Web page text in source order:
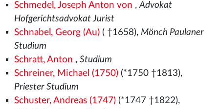
Schmedel, Joseph Anton von ,Advokat
Hofgerichtsadvokat Jurist
Schnabel, Georg (Au)( †1658), Mönch Paulaner
Studium
Schratt, Anton , Studium
Schreiner, Michael (1750)(*1750 †1813),
Priester Studium
Schuster, Andreas (1747)(*1747 †1822),